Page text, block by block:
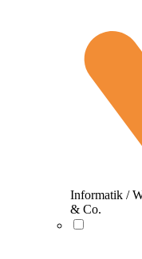
Informatik /
& Co.